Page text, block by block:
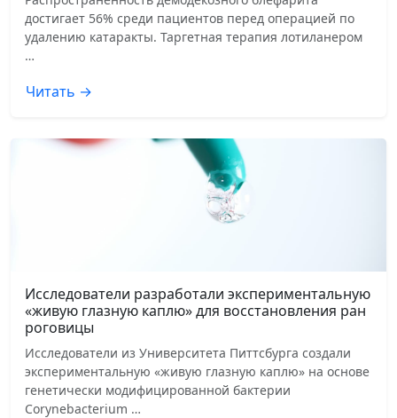
достигает 56% среди пациентов перед операцией по
удалению катаракты. Таргетная терапия лотиланером
…
Читать →
Исследователи разработали экспериментальную
«живую глазную каплю» для восстановления ран
роговицы
Исследователи из Университета Питтсбурга создали
экспериментальную «живую глазную каплю» на основе
генетически модифицированной бактерии
Corynebacterium …